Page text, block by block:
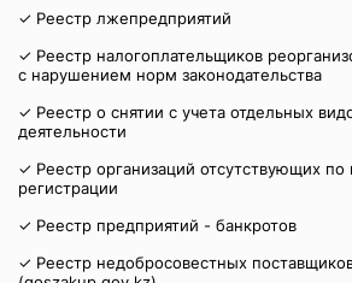
✓ Реестр лжепредприятий
✓ Реестр налогоплательщиков
с нарушением норм законодательства
✓ Реестр о снятии с учета отдельных
деятельности
✓ Реестр организаций отсутствующих по
регистрации
✓ Реестр предприятий - банкротов
✓ Реестр недобросовестных